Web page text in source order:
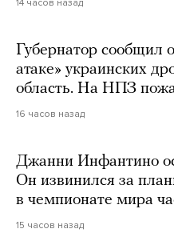
14 часов назад
Губернатор сообщил
атаке» украинских
область. На НПЗ
16 часов назад
Джанни Инфантино
Он извинился за
в чемпионате мира
15 часов назад